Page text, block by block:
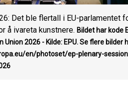
Det ble flertall i EU-parlamentet
å ivareta kunstnere. Bildet har kode
Union 2026 - Kilde: EPU. Se flere bilder
en/photoset/ep-plenary-